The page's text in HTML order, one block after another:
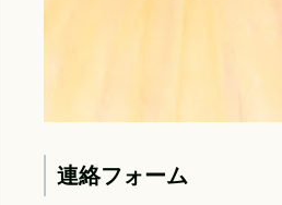
連絡フォーム